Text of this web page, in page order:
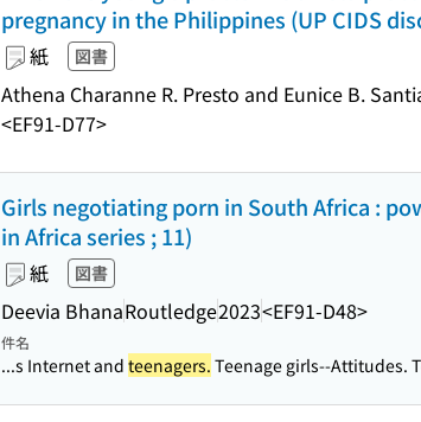
pregnancy in the Philippines (UP CIDS
紙 図書
Athena Charanne R. Presto and Eunice B.
<EF91-D77>
Girls negotiating porn in South Africa :
in Africa series ; 11)
紙 図書
Deevia BhanaRoutledge2023<EF91-D48>
件名
...s Internet and teenagers. Teenage girls--Attitudes.